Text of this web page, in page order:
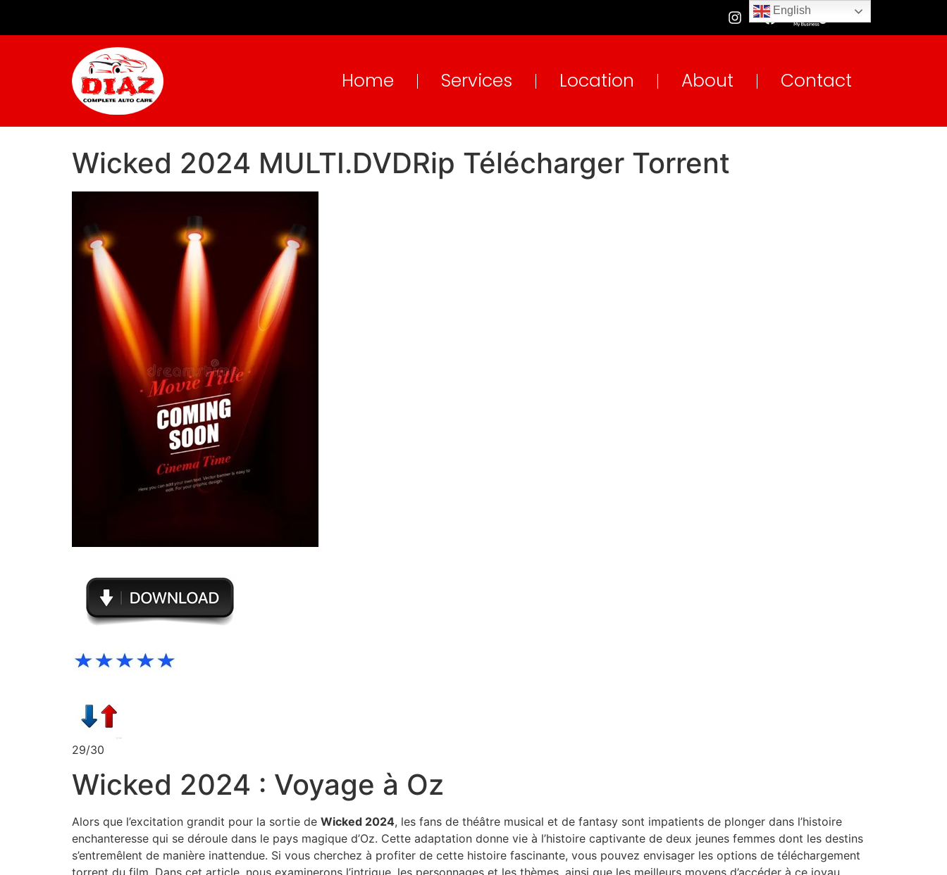
Home Services Location About Contact
Wicked 2024 MULTI.DVDRip Télécharger Torrent
29/30
Wicked 2024 : Voyage à Oz
Alors que l’excitation grandit pour la sortie de Wicked 2024, les fans de théâtre musical et de fantasy sont impatients de plonger dans l’histoire
enchanteresse qui se déroule dans le pays magique d’Oz. Cette adaptation donne vie à l’histoire captivante de deux jeunes femmes dont les destins
s’entremêlent de manière inattendue. Si vous cherchez à profiter de cette histoire fascinante, vous pouvez envisager les options de téléchargement
English